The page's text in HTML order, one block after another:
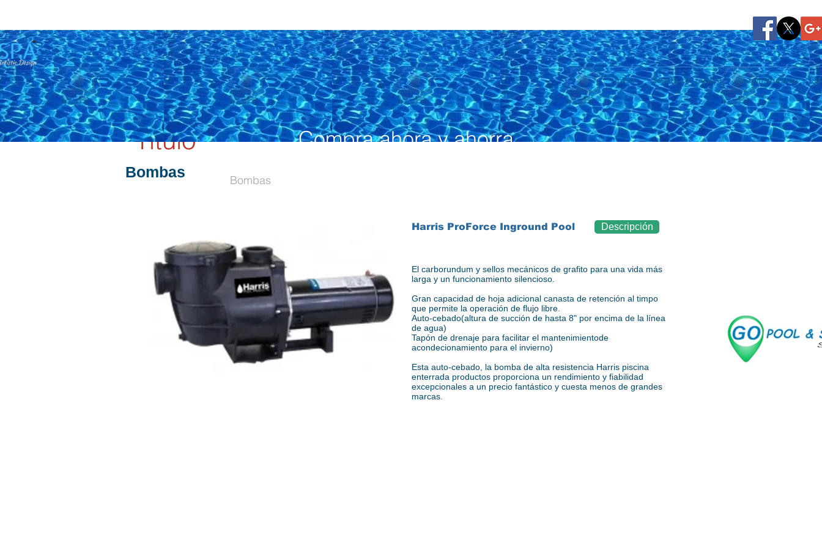
Inicio Solicita cotización Go construcción
Título
Bombas Bombas
Harris ProForce Inground Pool Descripción
El carborundum y sellos mecánicos de grafito para una vida más
larga y un funcionamiento silencioso.
Gran capacidad de hoja adicional canasta de retención al timpo
que permite la operación de flujo libre.
Auto-cebado(altura de succión de hasta 8" por encima de la línea
de agua)
Tapón de drenaje para facilitar el mantenimientode
acondecionamiento para el invierno)
Esta auto-cebado, la bomba de alta resistencia Harris piscina
enterrada productos proporciona un rendimiento y fiabilidad
excepcionales a un precio fantástico y cuesta menos de grandes
marcas.
Compra ahora y ahorra